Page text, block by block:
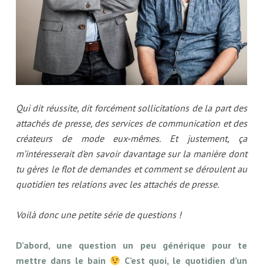
Qui dit réussite, dit forcément sollicitations de la part des
attachés de presse, des services de communication et des
créateurs de mode eux-mêmes. Et justement, ça
m’intéresserait d’en savoir davantage sur la manière dont
tu gères le flot de demandes et comment se déroulent au
quotidien tes relations avec les attachés de presse.
Voilà donc une petite série de questions !
D’abord, une question un peu générique pour te
mettre dans le bain
C’est quoi, le quotidien d’un